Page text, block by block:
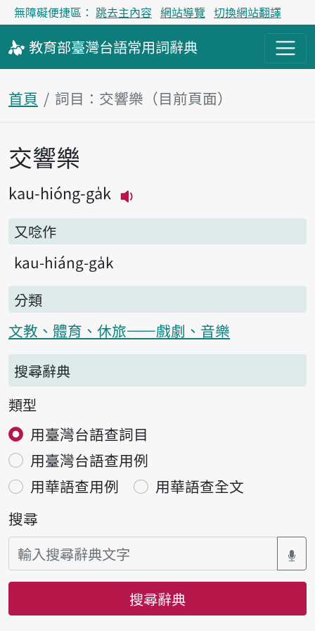
無障礙便捷區： 跳去主內容 網站導覽 切換網站翻譯
教育部臺灣台語常用詞辭典
首頁 詞目：交響樂（目前頁面）
主內容區塊
交響樂
kau-hióng-ga̍k
又唸作
kau-hiáng-ga̍k
分類
文教、體育、休旅——戲劇、音樂
搜尋辭典
類型
用臺灣台語查詞目
用臺灣台語查用例
用華語查用例
用華語查全文
搜尋
搜尋辭典